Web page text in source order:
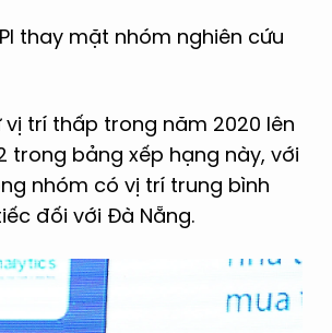
thay mặt nhóm nghiên cứu
vị trí thấp trong năm 2020 lên
trong bảng xếp hạng này, với
nhóm có vị trí trung bình
đối với Đà Nẵng.